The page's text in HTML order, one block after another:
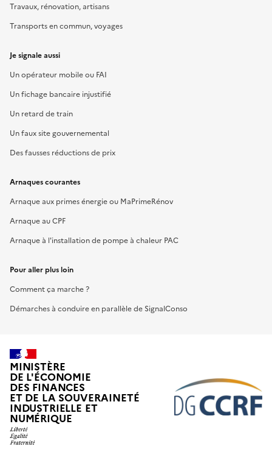
Travaux, rénovation, artisans
Transports en commun, voyages
Je signale aussi
Un opérateur mobile ou FAI
Un fichage bancaire injustifié
Un retard de train
Un faux site gouvernemental
Des fausses réductions de prix
Arnaques courantes
Arnaque aux primes énergie ou MaPrimeRénov
Arnaque au CPF
Arnaque à l'installation de pompe à chaleur PAC
Pour aller plus loin
Comment ça marche ?
Démarches à conduire en parallèle de SignalConso
MINISTÈRE
DE L'ÉCONOMIE
DES FINANCES
ET DE LA SOUVERAINETÉ
INDUSTRIELLE ET
NUMÉRIQUE